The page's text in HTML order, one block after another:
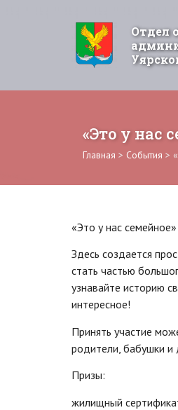
Отдел
«Это у нас
Главная > События >
«Это у нас
Здесь создается
стать частью
узнавайте историю
интересное!
Принять участие
родители, бабушки
Призы:
жилищный